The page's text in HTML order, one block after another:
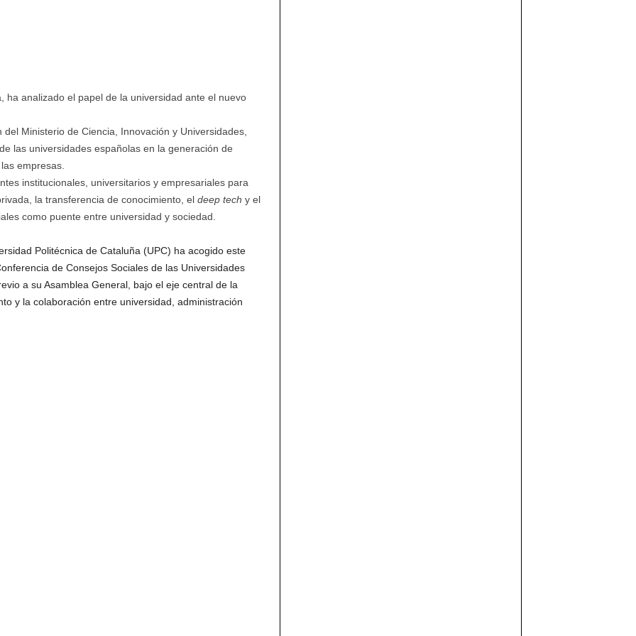
ha analizado el papel de la universidad ante el nuevo
Ministerio de Ciencia, Innovación y Universidades,
las universidades españolas en la generación de
empresas.
institucionales, universitarios y empresariales para
la transferencia de conocimiento, el deep tech y el
como puente entre universidad y sociedad.
Politécnica de Cataluña (UPC) ha acogido este
de Consejos Sociales de las Universidades
a su Asamblea General, bajo el eje central de la
y la colaboración entre universidad, administración